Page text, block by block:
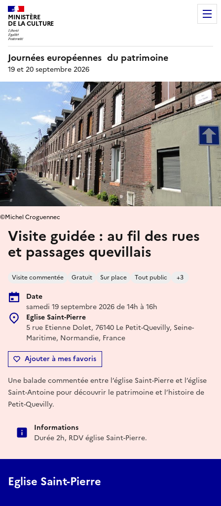
MINISTÈRE
DE LA CULTURE
Journées européennes du patrimoine
19 et 20 septembre 2026
Visite guidée : au fil des rues
et passages quevillais
Visite commentée Gratuit Sur place Tout public +3
Date
samedi 19 septembre 2026 de 14h à 16h
Eglise Saint-Pierre
5 rue Etienne Dolet, 76140 Le Petit-Quevilly, Seine-
Maritime, Normandie, France
Ajouter à mes favoris
©Michel Croguennec
Une balade commentée entre l’église Saint-Pierre et l’église
Saint-Antoine pour découvrir le patrimoine et l’histoire de
Petit-Quevilly.
Informations
Durée 2h, RDV église Saint-Pierre.
Eglise Saint-Pierre